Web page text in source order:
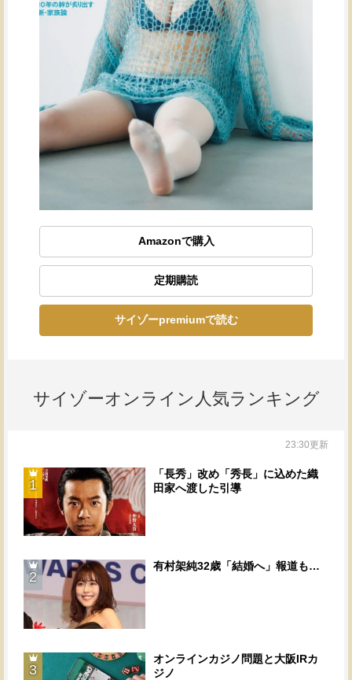
Amazonで購入
定期購読
サイゾーpremiumで読む
サイゾーオンライン人気ランキング
23:30更新
1
「長秀」改め「秀長」に込めた織
田家へ渡した引導
2
有村架純32歳「結婚へ」報道も…
3
オンラインカジノ問題と大阪IRカ
ジノ